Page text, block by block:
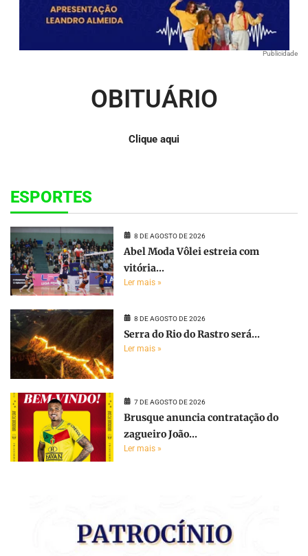
Publicidade
OBITUÁRIO
Clique aqui
ESPORTES
8 DE AGOSTO DE 2026
Abel Moda Vôlei estreia com
vitória...
Ler mais »
8 DE AGOSTO DE 2026
Serra do Rio do Rastro será...
Ler mais »
7 DE AGOSTO DE 2026
Brusque anuncia contratação do
zagueiro João...
Ler mais »